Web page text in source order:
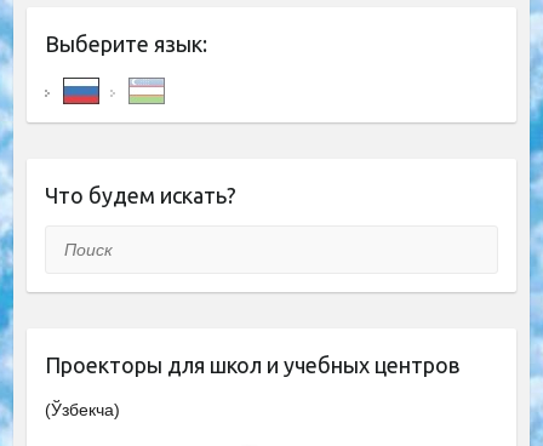
Выберите язык:
Что будем искать?
Поиск
Проекторы для школ и учебных центров
(Ўзбекча)